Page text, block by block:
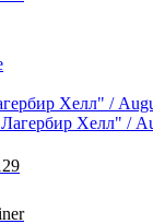
Хелл" /